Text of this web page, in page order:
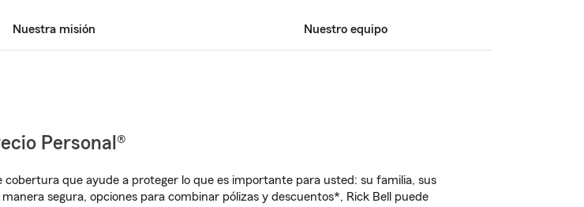
Nuestra misión Nuestro equipo
Personal®
que ayude a proteger lo que es importante para usted: su familia, sus
segura, opciones para combinar pólizas y descuentos*, Rick Bell puede